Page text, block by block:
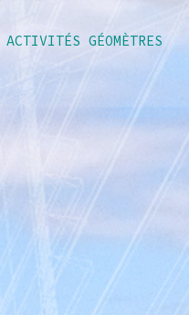
ACTIVITÉS GÉOMÈTRES